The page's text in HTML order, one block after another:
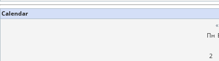
Calendar
«
Пн
2